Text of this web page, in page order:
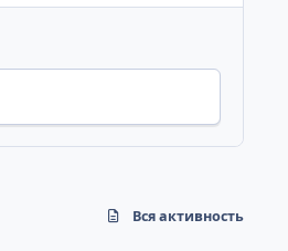
Вся активность